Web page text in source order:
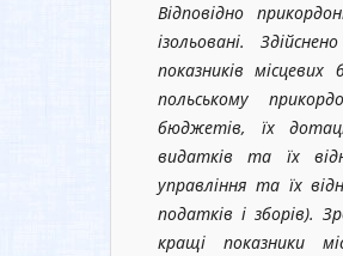
Відповідно
ізольовані.
показників
польському
бюджетів, їх
видатків та їх
управління та їх
податків і зборів).
кращі показники